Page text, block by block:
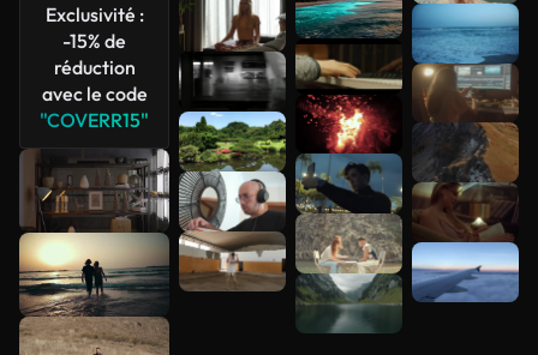
Exclusivité :
-15% de
réduction
avec le code
"COVERR15"